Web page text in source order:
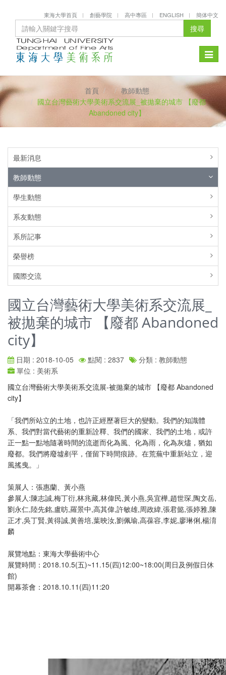
東海大學首頁 創藝學院 高中專區 ENGLISH 簡体中文
搜尋
Toggle
首頁
教師動態
國立台灣藝術大學美術系交流展_被拋棄的城市 【廢都
Abandoned city】
最新消息
教師動態
學生動態
系友動態
系所記事
榮譽榜
國際交流
國立台灣藝術大學美術系交流展_
被拋棄的城市 【廢都 Abandoned
city】
日期 : 2018-10-05 點閱 : 2837
分類 : 教師動態
單位 : 美術系
國立台灣藝術大學美術系交流展-被拋棄的城市 【廢都 Abandoned
city】
「我們所站立的土地，也許正經歷著巨大的變動。我們的知識體
系、我們對當代藝術的重新詮釋、我們的國家、我們的土地，或許
正一點一點地隨著時間的流逝而化為風、化為雨，化為灰燼，猶如
廢都。我們將廢墟剷平，僅留下時間痕跡。在荒蕪中重新站立，迎
風搖曳。」
策展人：張惠蘭、黃小燕
參展人:陳志誠,梅丁衍,林兆藏,林偉民,黃小燕,吳宜樺,趙世琛,陶文岳,
劉永仁,陸先銘,盧昉,羅景中,高其偉,許敏雄,周政緯,張君懿,張婷雅,陳
正才,吳丁賢,黃得誠,黃善培,葉映汝,劉佩瑜,高葆容,李妮,廖琳俐,楊淯
麟
展覽地點：東海大學藝術中心
展覽時間：2018.10.5(五)~11.15(四)12:00~18:00(周日及例假日休
館)
開幕茶會：2018.10.11(四)11:20